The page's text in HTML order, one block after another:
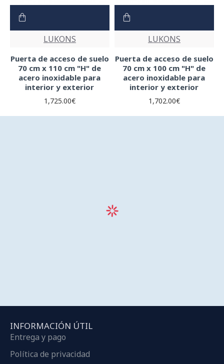
LUKONS
Puerta de acceso de suelo
70 cm x 110 cm "H" de
acero inoxidable para
interior y exterior
1,725.00€
LUKONS
Puerta de acceso de suelo
70 cm x 100 cm "H" de
acero inoxidable para
interior y exterior
1,702.00€
INFORMACIÓN ÚTIL
Entrega y pago
Política de privacidad